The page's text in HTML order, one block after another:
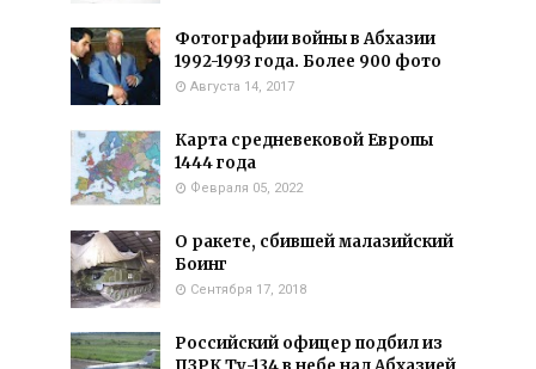
Фотографии войны в Абхазии
1992-1993 года. Более 900 фото
Августа 14, 2017
Карта средневековой Европы
1444 года
Февраля 05, 2022
О ракете, сбившей малазийский
Боинг
Сентября 17, 2018
Российский офицер подбил из